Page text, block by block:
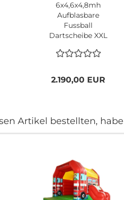
6x4,6x4,8mh
Aufblasbare
Fussball
Dartscheibe XXL
Dartspiel
2.190,00 EUR
Artikel bestellten,